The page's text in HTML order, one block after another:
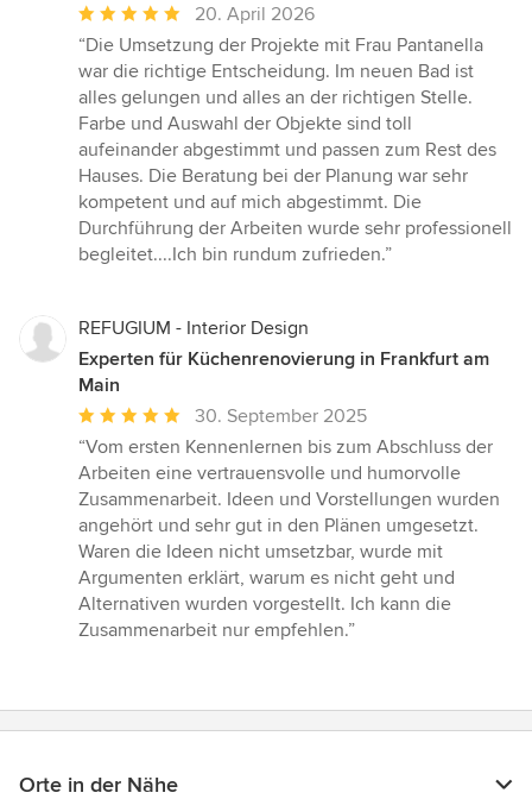
Durchschnittliche
Bewertung:
5
von
5
Sternen
20. April 2026
“Die Umsetzung der Projekte mit Frau Pantanella
war die richtige Entscheidung. Im neuen Bad ist
alles gelungen und alles an der richtigen Stelle.
Farbe und Auswahl der Objekte sind toll
aufeinander abgestimmt und passen zum Rest des
Hauses. Die Beratung bei der Planung war sehr
kompetent und auf mich abgestimmt. Die
Durchführung der Arbeiten wurde sehr professionell
begleitet....Ich bin rundum zufrieden.”
REFUGIUM - Interior Design
Experten für Küchenrenovierung in Frankfurt am
Main
Durchschnittliche
Bewertung:
5
von
5
Sternen
30. September 2025
“Vom ersten Kennenlernen bis zum Abschluss der
Arbeiten eine vertrauensvolle und humorvolle
Zusammenarbeit. Ideen und Vorstellungen wurden
angehört und sehr gut in den Plänen umgesetzt.
Waren die Ideen nicht umsetzbar, wurde mit
Argumenten erklärt, warum es nicht geht und
Alternativen wurden vorgestellt. Ich kann die
Zusammenarbeit nur empfehlen.”
Orte in der Nähe